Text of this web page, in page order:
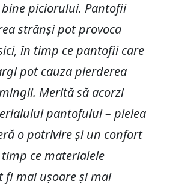
piciorului. Pantofii
strânși pot provoca
în timp ce pantofii care
pot cauza pierderea
Merită să acorzi
pantofului – pielea
o potrivire și un confort
ce materialele
fi mai ușoare și mai